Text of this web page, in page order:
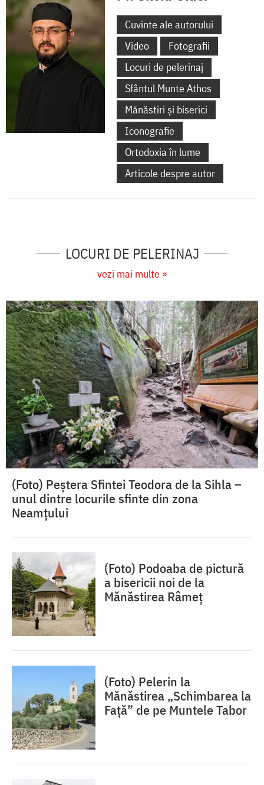
Cuvinte ale autorului
Video
Fotografii
Locuri de pelerinaj
Sfântul Munte Athos
Mănăstiri și biserici
Iconografie
Ortodoxia în lume
Articole despre autor
LOCURI DE PELERINAJ
vezi mai multe »
(Foto) Peștera Sfintei Teodora de la Sihla –
unul dintre locurile sfinte din zona
Neamțului
(Foto) Podoaba de pictură
a bisericii noi de la
Mănăstirea Râmeț
(Foto) Pelerin la
Mănăstirea „Schimbarea la
Față” de pe Muntele Tabor